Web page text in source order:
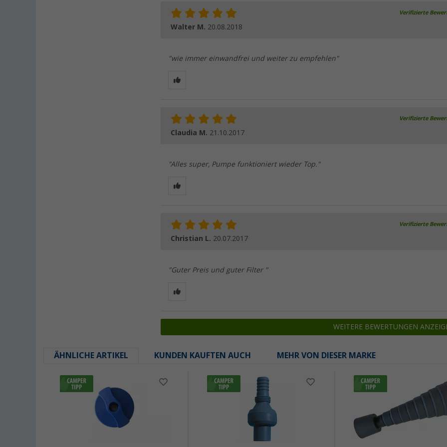
Verifizierte
Walter M. 20.08.2018
"wie immer einwandfrei und weiter zu empfehlen"
Verifizierte
Claudia M. 21.10.2017
"Alles super, Pumpe funktioniert wieder Top."
Verifizierte
Christian L. 20.07.2017
"Guter Preis und guter Filter "
WEITERE BEWERTUNGEN
ÄHNLICHE ARTIKEL KUNDEN KAUFTEN AUCH MEHR VON DIESER MARKE